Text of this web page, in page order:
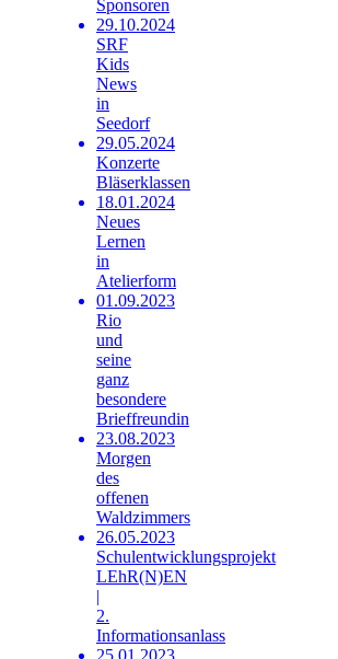
Sponsoren
29.10.2024
SRF
Kids
News
in
Seedorf
29.05.2024
Konzerte
Bläserklassen
18.01.2024
Neues
Lernen
in
Atelierform
01.09.2023
Rio
und
seine
ganz
besondere
Brieffreundin
23.08.2023
Morgen
des
offenen
Waldzimmers
26.05.2023
Schulentwicklungsprojekt
LEhR(N)EN
|
2.
Informationsanlass